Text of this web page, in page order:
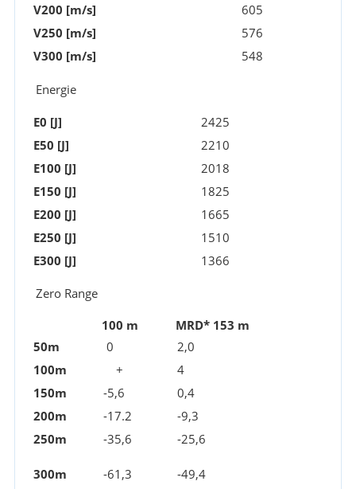
V200 [m/s]
605
V250 [m/s]
576
V300 [m/s]
548
Energie
E0 [J]
2425
E50 [J]
2210
E100 [J]
2018
E150 [J]
1825
E200 [J]
1665
E250 [J]
1510
E300 [J]
1366
Zero Range
100 m
MRD* 153 m
50m
0
2,0
100m
+
4
150m
-5,6
0,4
200m
-17.2
-9,3
250m
-35,6 -25,6
300m -61,3 -49,4